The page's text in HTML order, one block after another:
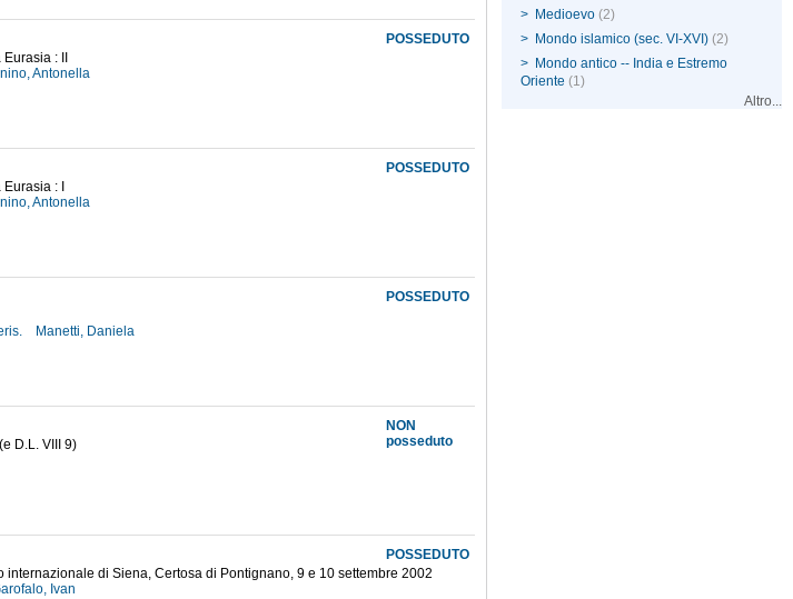
POSSEDUTO
: II
Antonella
POSSEDUTO
: I
Antonella
POSSEDUTO
Manetti, Daniela
NON
posseduto
D.L. VIII 9)
POSSEDUTO
di Siena, Certosa di Pontignano, 9 e 10 settembre 2002
Ivan
> Medioevo (2)
> Mondo islamico (sec. VI-XVI) (2)
> Mondo antico -- India e Estremo
Oriente (1)
Altro...